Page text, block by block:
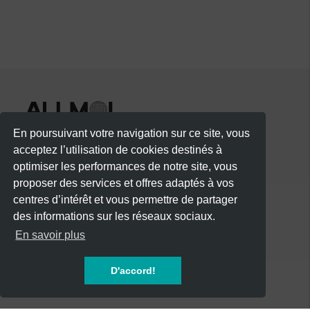
En poursuivant votre navigation sur ce site, vous
acceptez l’utilisation de cookies destinés à
optimiser les performances de notre site, vous
proposer des services et offres adaptés à vos
centres d’intérêt et vous permettre de partager
des informations sur les réseaux sociaux.
En savoir plus
D'accord!
CATÉGORIES